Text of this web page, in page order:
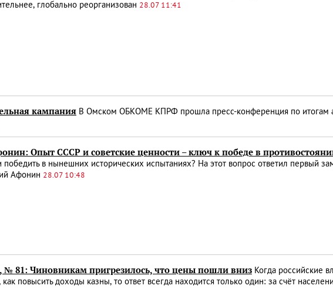
глобально реорганизован 28.07 11:41
кампания В Омском ОБКОМЕ КПРФ прошла пресс-конференция по итогам
Опыт СССР и советские ценности – ключ к победе в
победить в нынешних исторических испытаниях? На этот вопрос ответил первый
Афонин 28.07 10:48
№ 81: Чиновникам пригрезилось, что цены пошли вниз Когда российские
повысить доходы казны, то ответ всегда находится только один: за счёт